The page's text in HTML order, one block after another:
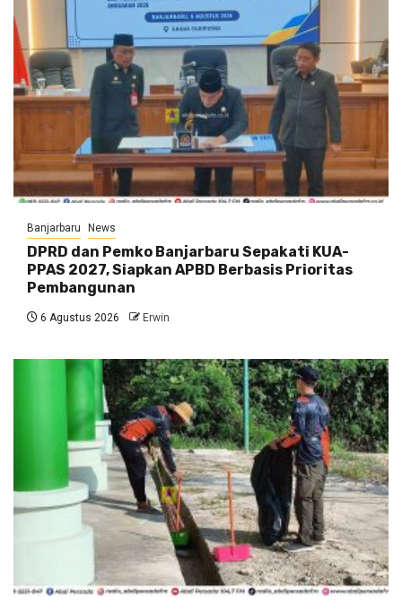
Banjarbaru News
DPRD dan Pemko Banjarbaru Sepakati KUA-
PPAS 2027, Siapkan APBD Berbasis Prioritas
Pembangunan
6 Agustus 2026 Erwin